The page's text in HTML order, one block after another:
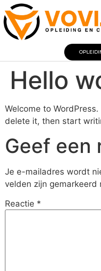
Hello
Welcome to
delete it, then start
Geef een
Je e-mailadres wordt
velden zijn gemarkeerd
Reactie *